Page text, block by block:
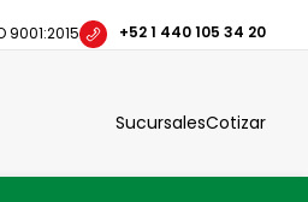
+52 1 440 105 34 20
SucursalesCotizar